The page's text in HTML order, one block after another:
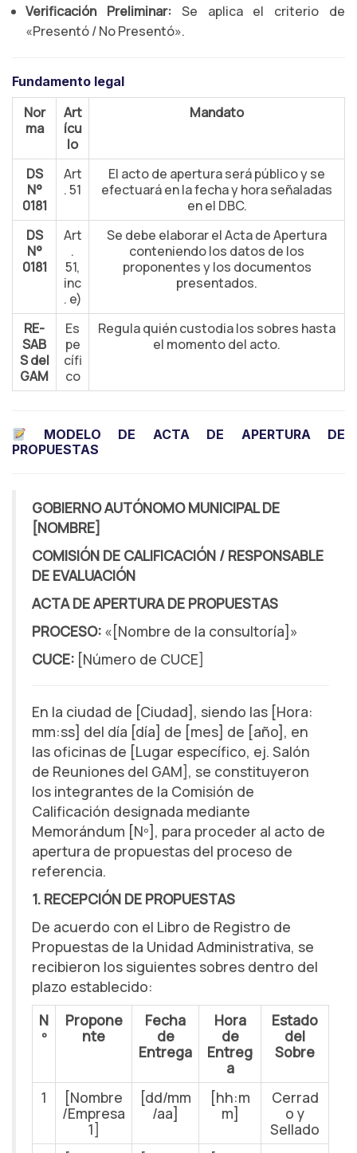
Verificación Preliminar:Se aplica el criterio de
«Presentó / No Presentó».
Fundamento legal
Nor
ma
Art
ícu
lo
Mandato
DS
N°
0181
Art
. 51
El acto de apertura será público y se
efectuará en la fecha y hora señaladas
en el DBC.
DS
N°
0181
Art
.
51,
inc
. e)
Se debe elaborar el Acta de Apertura
conteniendo los datos de los
proponentes y los documentos
presentados.
RE-
SAB
S del
GAM
Es
pe
cífi
co
Regula quién custodia los sobres hasta
el momento del acto.
MODELO DE ACTA DE APERTURA DE
PROPUESTAS
GOBIERNO AUTÓNOMO MUNICIPAL DE
[NOMBRE]
COMISIÓN DE CALIFICACIÓN / RESPONSABLE
DE EVALUACIÓN
ACTA DE APERTURA DE PROPUESTAS
PROCESO: «[Nombre de la consultoría]»
CUCE: [Número de CUCE]
En la ciudad de [Ciudad], siendo las [Hora:
mm:ss] del día [día] de [mes] de [año], en
las oficinas de [Lugar específico, ej. Salón
de Reuniones del GAM], se constituyeron
los integrantes de la Comisión de
Calificación designada mediante
Memorándum [Nº], para proceder al acto de
apertura de propuestas del proceso de
referencia.
1. RECEPCIÓN DE PROPUESTAS
De acuerdo con el Libro de Registro de
Propuestas de la Unidad Administrativa, se
recibieron los siguientes sobres dentro del
plazo establecido:
N
º
Propone
nte
Fecha
de
Entrega
Hora
de
Entreg
a
Estado
del
Sobre
1
[Nombre
/Empresa
1]
[dd/mm
/aa]
[hh:m
m]
Cerrad
o y
Sellado